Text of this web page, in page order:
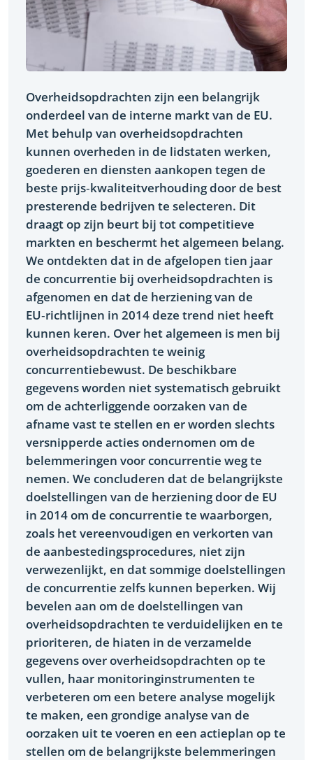
Overheidsopdrachten zijn een belangrijk
onderdeel van de interne markt van de EU.
Met behulp van overheidsopdrachten
kunnen overheden in de lidstaten werken,
goederen en diensten aankopen tegen de
beste prijs‑kwaliteitverhouding door de best
presterende bedrijven te selecteren. Dit
draagt op zijn beurt bij tot competitieve
markten en beschermt het algemeen belang.
We ontdekten dat in de afgelopen tien jaar
de concurrentie bij overheidsopdrachten is
afgenomen en dat de herziening van de
EU‑richtlijnen in 2014 deze trend niet heeft
kunnen keren. Over het algemeen is men bij
overheidsopdrachten te weinig
concurrentiebewust. De beschikbare
gegevens worden niet systematisch gebruikt
om de achterliggende oorzaken van de
afname vast te stellen en er worden slechts
versnipperde acties ondernomen om de
belemmeringen voor concurrentie weg te
nemen. We concluderen dat de belangrijkste
doelstellingen van de herziening door de EU
in 2014 om de concurrentie te waarborgen,
zoals het vereenvoudigen en verkorten van
de aanbestedingsprocedures, niet zijn
verwezenlijkt, en dat sommige doelstellingen
de concurrentie zelfs kunnen beperken. Wij
bevelen aan om de doelstellingen van
overheidsopdrachten te verduidelijken en te
prioriteren, de hiaten in de verzamelde
gegevens over overheidsopdrachten op te
vullen, haar monitoringinstrumenten te
verbeteren om een betere analyse mogelijk
te maken, een grondige analyse van de
oorzaken uit te voeren en een actieplan op te
stellen om de belangrijkste belemmeringen